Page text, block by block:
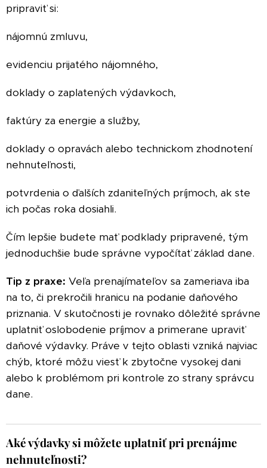
pripraviť si:
nájomnú zmluvu,
evidenciu prijatého nájomného,
doklady o zaplatených výdavkoch,
faktúry za energie a služby,
doklady o opravách alebo technickom zhodnotení
nehnuteľnosti,
potvrdenia o ďalších zdaniteľných príjmoch, ak ste
ich počas roka dosiahli.
Čím lepšie budete mať podklady pripravené, tým
jednoduchšie bude správne vypočítať základ dane.
Tip z praxe: Veľa prenajímateľov sa zameriava iba
na to, či prekročili hranicu na podanie daňového
priznania. V skutočnosti je rovnako dôležité správne
uplatniť oslobodenie príjmov a primerane upraviť
daňové výdavky. Práve v tejto oblasti vzniká najviac
chýb, ktoré môžu viesť k zbytočne vysokej dani
alebo k problémom pri kontrole zo strany správcu
dane.
Aké výdavky si môžete uplatniť pri prenájme
nehnuteľnosti?